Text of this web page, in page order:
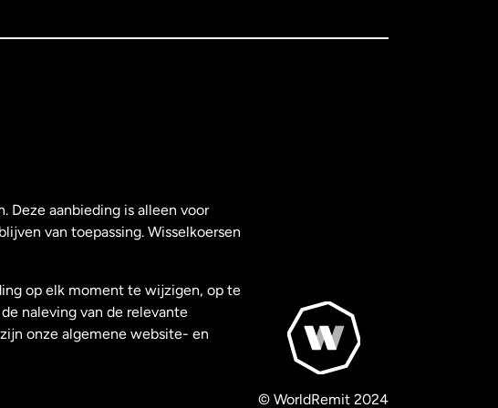
Deze aanbieding is alleen voor
van toepassing. Wisselkoersen
op elk moment te wijzigen, op te
naleving van de relevante
onze algemene website- en
© WorldRemit 2024